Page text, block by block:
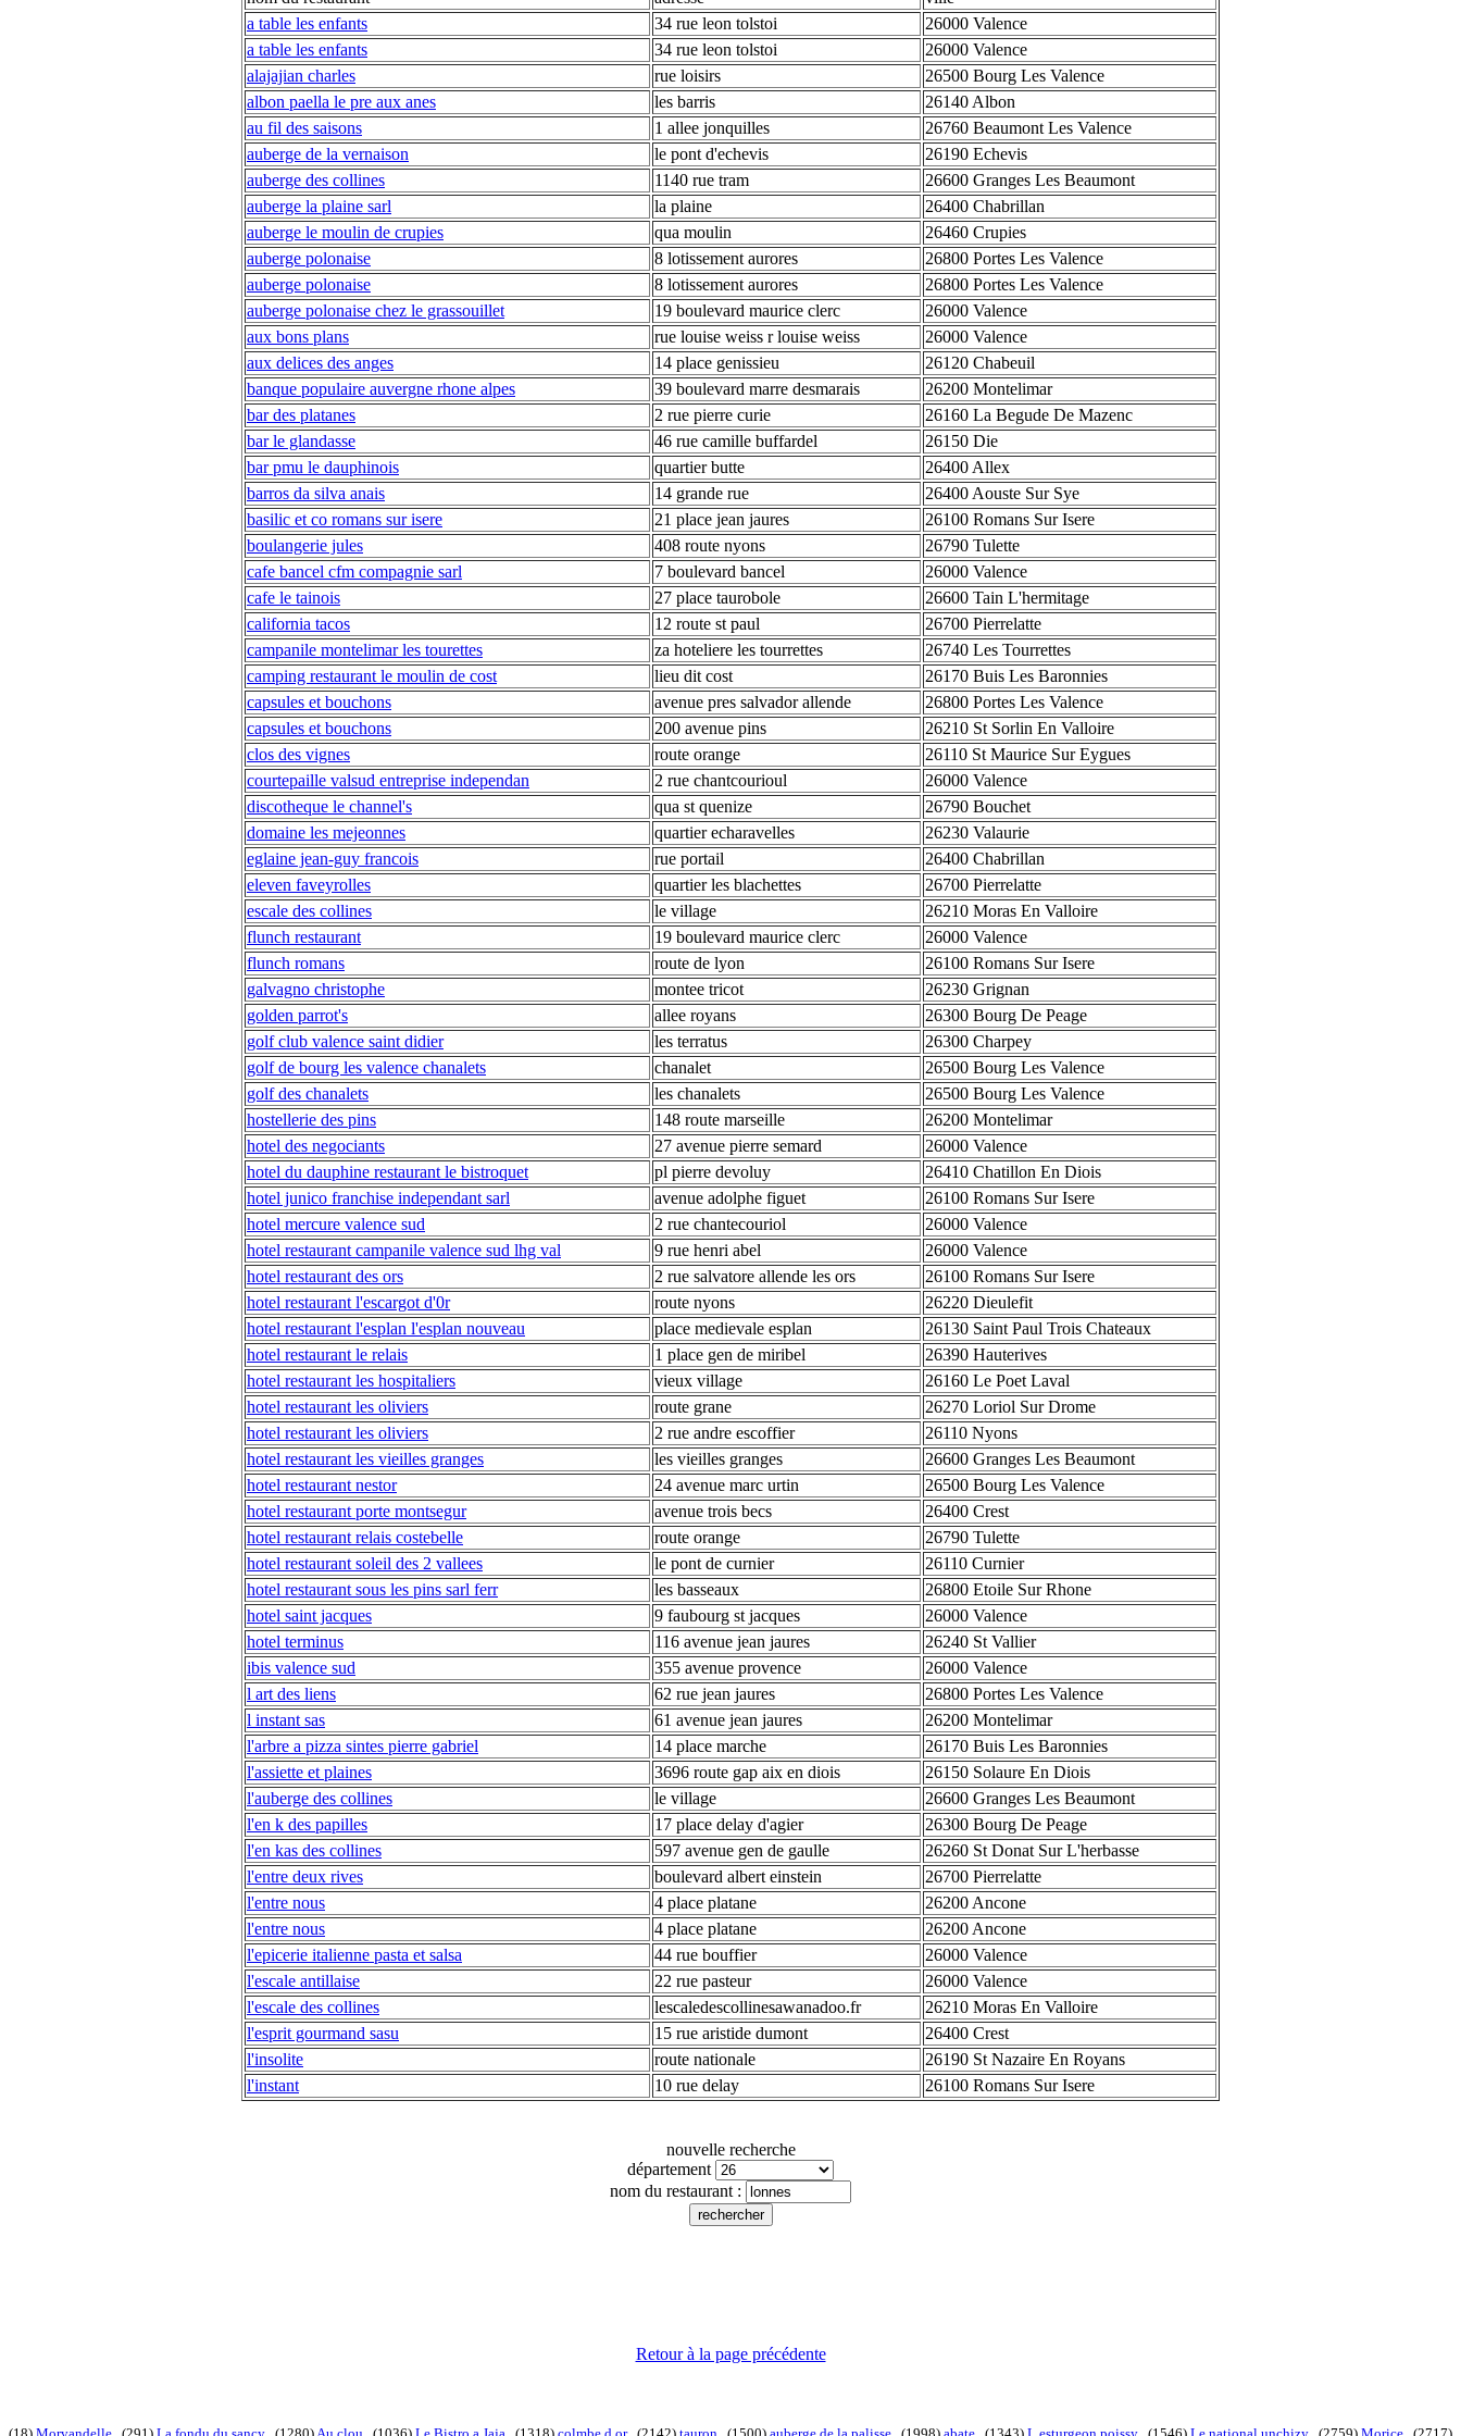
a table les enfants
34 rue leon tolstoi
26000 Valence
a table les enfants
34 rue leon tolstoi
26000 Valence
alajajian charles
rue loisirs
26500 Bourg Les Valence
albon paella le pre aux anes
les barris
26140 Albon
au fil des saisons
1 allee jonquilles
26760 Beaumont Les Valence
auberge de la vernaison
le pont d'echevis
26190 Echevis
auberge des collines
1140 rue tram
26600 Granges Les Beaumont
auberge la plaine sarl
la plaine
26400 Chabrillan
auberge le moulin de crupies
qua moulin
26460 Crupies
auberge polonaise
8 lotissement aurores
26800 Portes Les Valence
auberge polonaise
8 lotissement aurores
26800 Portes Les Valence
auberge polonaise chez le grassouillet
19 boulevard maurice clerc
26000 Valence
aux bons plans
rue louise weiss r louise weiss
26000 Valence
aux delices des anges
14 place genissieu
26120 Chabeuil
banque populaire auvergne rhone alpes
39 boulevard marre desmarais
26200 Montelimar
bar des platanes
2 rue pierre curie
26160 La Begude De Mazenc
bar le glandasse
46 rue camille buffardel
26150 Die
bar pmu le dauphinois
quartier butte
26400 Allex
barros da silva anais
14 grande rue
26400 Aouste Sur Sye
basilic et co romans sur isere
21 place jean jaures
26100 Romans Sur Isere
boulangerie jules
408 route nyons
26790 Tulette
cafe bancel cfm compagnie sarl
7 boulevard bancel
26000 Valence
cafe le tainois
27 place taurobole
26600 Tain L'hermitage
california tacos
12 route st paul
26700 Pierrelatte
campanile montelimar les tourettes
za hoteliere les tourrettes
26740 Les Tourrettes
camping restaurant le moulin de cost
lieu dit cost
26170 Buis Les Baronnies
capsules et bouchons
avenue pres salvador allende
26800 Portes Les Valence
capsules et bouchons
200 avenue pins
26210 St Sorlin En Valloire
clos des vignes
route orange
26110 St Maurice Sur Eygues
courtepaille valsud entreprise independan
2 rue chantcourioul
26000 Valence
discotheque le channel's
qua st quenize
26790 Bouchet
domaine les mejeonnes
quartier echaravelles
26230 Valaurie
eglaine jean-guy francois
rue portail
26400 Chabrillan
eleven faveyrolles
quartier les blachettes
26700 Pierrelatte
escale des collines
le village
26210 Moras En Valloire
flunch restaurant
19 boulevard maurice clerc
26000 Valence
flunch romans
route de lyon
26100 Romans Sur Isere
galvagno christophe
montee tricot
26230 Grignan
golden parrot's
allee royans
26300 Bourg De Peage
golf club valence saint didier
les terratus
26300 Charpey
golf de bourg les valence chanalets
chanalet
26500 Bourg Les Valence
golf des chanalets
les chanalets
26500 Bourg Les Valence
hostellerie des pins
148 route marseille
26200 Montelimar
hotel des negociants
27 avenue pierre semard
26000 Valence
hotel du dauphine restaurant le bistroquet
pl pierre devoluy
26410 Chatillon En Diois
hotel junico franchise independant sarl
avenue adolphe figuet
26100 Romans Sur Isere
hotel mercure valence sud
2 rue chantecouriol
26000 Valence
hotel restaurant campanile valence sud lhg val
9 rue henri abel
26000 Valence
hotel restaurant des ors
2 rue salvatore allende les ors
26100 Romans Sur Isere
hotel restaurant l'escargot d'0r
route nyons
26220 Dieulefit
hotel restaurant l'esplan l'esplan nouveau
place medievale esplan
26130 Saint Paul Trois Chateaux
hotel restaurant le relais
1 place gen de miribel
26390 Hauterives
hotel restaurant les hospitaliers
vieux village
26160 Le Poet Laval
hotel restaurant les oliviers
route grane
26270 Loriol Sur Drome
hotel restaurant les oliviers
2 rue andre escoffier
26110 Nyons
hotel restaurant les vieilles granges
les vieilles granges
26600 Granges Les Beaumont
hotel restaurant nestor
24 avenue marc urtin
26500 Bourg Les Valence
hotel restaurant porte montsegur
avenue trois becs
26400 Crest
hotel restaurant relais costebelle
route orange
26790 Tulette
hotel restaurant soleil des 2 vallees
le pont de curnier
26110 Curnier
hotel restaurant sous les pins sarl ferr
les basseaux
26800 Etoile Sur Rhone
hotel saint jacques
9 faubourg st jacques
26000 Valence
hotel terminus
116 avenue jean jaures
26240 St Vallier
ibis valence sud
355 avenue provence
26000 Valence
l art des liens
62 rue jean jaures
26800 Portes Les Valence
l instant sas
61 avenue jean jaures
26200 Montelimar
l'arbre a pizza sintes pierre gabriel
14 place marche
26170 Buis Les Baronnies
l'assiette et plaines
3696 route gap aix en diois
26150 Solaure En Diois
l'auberge des collines
le village
26600 Granges Les Beaumont
l'en k des papilles
17 place delay d'agier
26300 Bourg De Peage
l'en kas des collines
597 avenue gen de gaulle
26260 St Donat Sur L'herbasse
l'entre deux rives
boulevard albert einstein
26700 Pierrelatte
l'entre nous
4 place platane
26200 Ancone
l'entre nous
4 place platane
26200 Ancone
l'epicerie italienne pasta et salsa
44 rue bouffier
26000 Valence
l'escale antillaise
22 rue pasteur
26000 Valence
l'escale des collines
lescaledescollinesawanadoo.fr
26210 Moras En Valloire
l'esprit gourmand sasu
15 rue aristide dumont
26400 Crest
l'insolite
route nationale
26190 St Nazaire En Royans
l'instant
10 rue delay 26100 Romans Sur Isere
nouvelle recherche
département
nom du restaurant :
Retour à la page précédente